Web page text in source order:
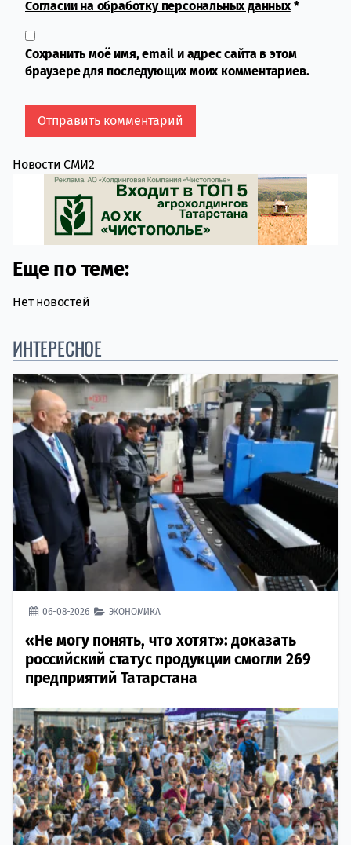
Согласии на обработку персональных данных*
Сохранить моё имя, email и адрес сайта в этом
браузере для последующих моих комментариев.
Новости СМИ2
Еще по теме:
Нет новостей
ИНТЕРЕСНОЕ
06-08-2026 ЭКОНОМИКА
«Не могу понять, что хотят»: доказать
российский статус продукции смогли 269
предприятий Татарстана